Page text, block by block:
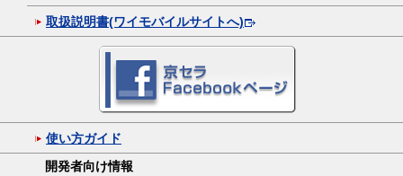
取扱説明書(ワイモバイルサイトへ)
使い方ガイド
開発者向け情報